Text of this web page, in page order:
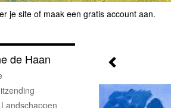
je site of maak een gratis account aan.
de Haan